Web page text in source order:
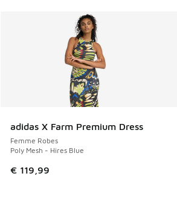
adidas X Farm Premium Dress
Femme Robes
Poly Mesh - Hires Blue
€ 119,99